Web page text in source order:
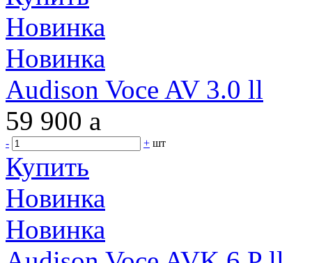
Новинка
Новинка
Audison Voce AV 3.0 ll
59 900 a
- + шт
Купить
Новинка
Новинка